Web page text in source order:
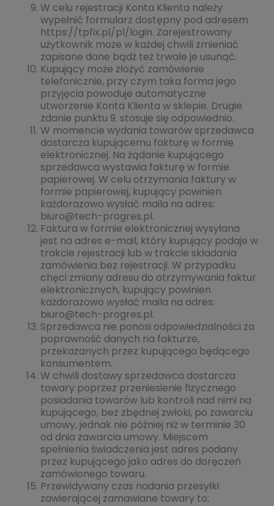
W celu rejestracji Konta Klienta należy
wypełnić formularz dostępny pod adresem
https://tpfix.pl/pl/login. Zarejestrowany
użytkownik może w każdej chwili zmieniać
zapisane dane bądź też trwale je usunąć.
Kupujący może złożyć zamówienie
telefonicznie, przy czym taka forma jego
przyjęcia powoduje automatyczne
utworzenie Konta Klienta w sklepie. Drugie
zdanie punktu 9. stosuje się odpowiednio.
W momencie wydania towarów sprzedawca
dostarcza kupującemu fakturę w formie
elektronicznej. Na żądanie kupującego
sprzedawca wystawia fakturę w formie
papierowej. W celu otrzymania faktury w
formie papierowej, kupujący powinien
każdorazowo wysłać maila na adres:
biuro@tech-progres.pl.
Faktura w formie elektronicznej wysyłana
jest na adres e-mail, który kupujący podaje w
trakcie rejestracji lub w trakcie składania
zamówienia bez rejestracji. W przypadku
chęci zmiany adresu do otrzymywania faktur
elektronicznych, kupujący powinien
każdorazowo wysłać maila na adres:
biuro@tech-progres.pl.
Sprzedawca nie ponosi odpowiedzialności za
poprawność danych na fakturze,
przekazanych przez kupującego będącego
konsumentem.
W chwili dostawy sprzedawca dostarcza
towary poprzez przeniesienie fizycznego
posiadania towarów lub kontroli nad nimi na
kupującego, bez zbędnej zwłoki, po zawarciu
umowy, jednak nie później niż w terminie 30
od dnia zawarcia umowy. Miejscem
spełnienia świadczenia jest adres podany
przez kupującego jako adres do doręczeń
zamówionego towaru.
Przewidywany czas nadania przesyłki
zawierającej zamawiane towary to: